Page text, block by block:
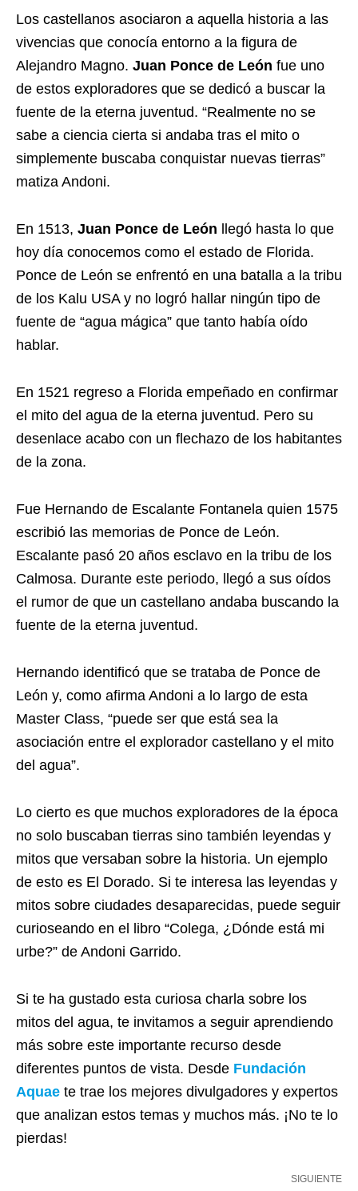
Los castellanos asociaron a aquella historia a las
vivencias que conocía entorno a la figura de
Alejandro Magno. Juan Ponce de León fue uno
de estos exploradores que se dedicó a buscar la
fuente de la eterna juventud. “Realmente no se
sabe a ciencia cierta si andaba tras el mito o
simplemente buscaba conquistar nuevas tierras”
matiza Andoni.
En 1513, Juan Ponce de León llegó hasta lo que
hoy día conocemos como el estado de Florida.
Ponce de León se enfrentó en una batalla a la tribu
de los Kalu USA y no logró hallar ningún tipo de
fuente de “agua mágica” que tanto había oído
hablar.
En 1521 regreso a Florida empeñado en confirmar
el mito del agua de la eterna juventud. Pero su
desenlace acabo con un flechazo de los habitantes
de la zona.
Fue Hernando de Escalante Fontanela quien 1575
escribió las memorias de Ponce de León.
Escalante pasó 20 años esclavo en la tribu de los
Calmosa. Durante este periodo, llegó a sus oídos
el rumor de que un castellano andaba buscando la
fuente de la eterna juventud.
Hernando identificó que se trataba de Ponce de
León y, como afirma Andoni a lo largo de esta
Master Class, “puede ser que está sea la
asociación entre el explorador castellano y el mito
del agua”.
Lo cierto es que muchos exploradores de la época
no solo buscaban tierras sino también leyendas y
mitos que versaban sobre la historia. Un ejemplo
de esto es El Dorado. Si te interesa las leyendas y
mitos sobre ciudades desaparecidas, puede seguir
curioseando en el libro “Colega, ¿Dónde está mi
urbe?” de Andoni Garrido.
Si te ha gustado esta curiosa charla sobre los
mitos del agua, te invitamos a seguir aprendiendo
más sobre este importante recurso desde
diferentes puntos de vista. Desde Fundación
Aquae te trae los mejores divulgadores y expertos
que analizan estos temas y muchos más. ¡No te lo
pierdas!
SIGUIENTE